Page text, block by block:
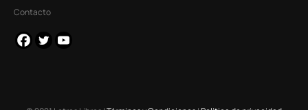
Contacto